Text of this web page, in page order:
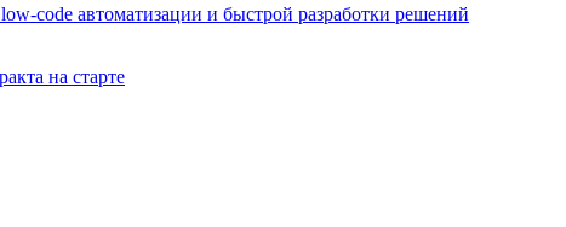
code автоматизации и быстрой разработки решений
на старте